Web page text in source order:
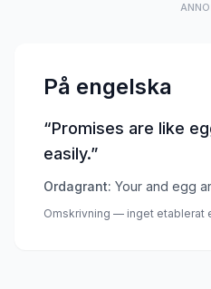
På engelska
“Promises are like
easily.”
Ordagrant: Your and egg
Omskrivning — inget etablerat